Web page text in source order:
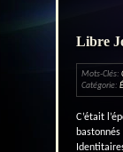
Libre
Mots-Clés:
Catégorie:
C’était